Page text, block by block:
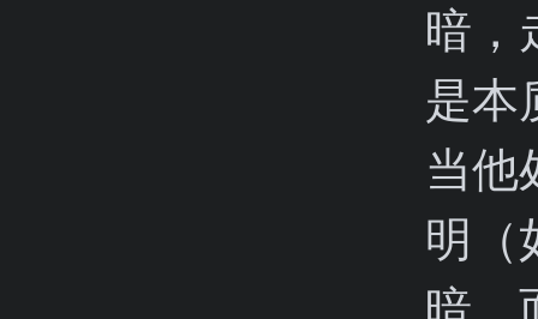
暗，
是本
当他
明（